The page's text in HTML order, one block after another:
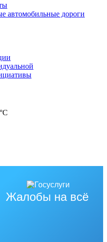
автомобильные дороги
°C
Жалобы на всё